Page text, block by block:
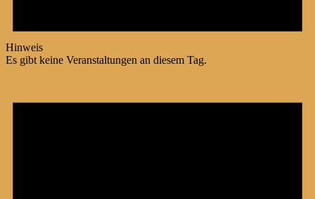
Hinweis
Es gibt keine Veranstaltungen an diesem Tag.